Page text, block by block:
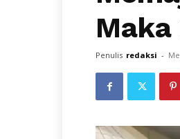
Penulis redaksi -